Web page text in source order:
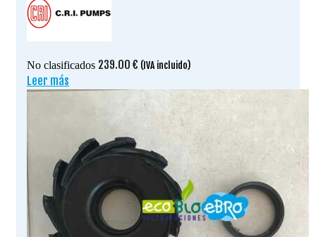
No clasificados 239.00 € (IVA incluido)
Leer más